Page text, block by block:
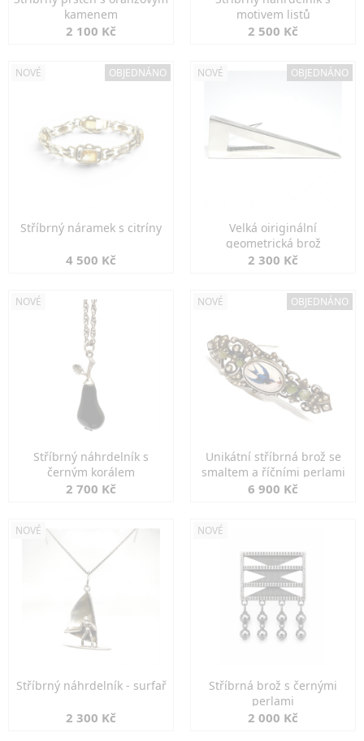
kamenem
2 100 Kč
motivem listů
2 500 Kč
NOVÉ OBJEDNÁNO
Stříbrný náramek s citríny
4 500 Kč
NOVÉ OBJEDNÁNO
Velká oiriginální
geometrická brož
2 300 Kč
NOVÉ
Stříbrný náhrdelník s
černým korálem
2 700 Kč
NOVÉ OBJEDNÁNO
Unikátní stříbrná brož se
smaltem a říčními perlami
6 900 Kč
NOVÉ
Stříbrný náhrdelník - surfař
2 300 Kč
NOVÉ
Stříbrná brož s černými
perlami
2 000 Kč